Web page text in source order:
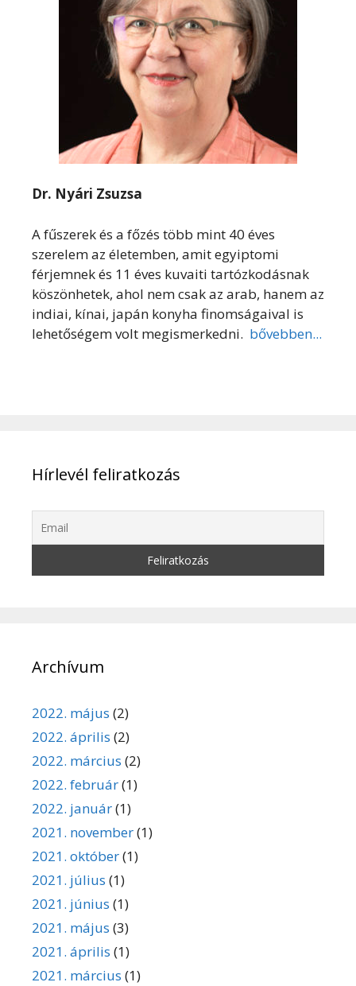
Dr. Nyári Zsuzsa
A fűszerek és a főzés több mint 40 éves
szerelem az életemben, amit egyiptomi
férjemnek és 11 éves kuvaiti tartózkodásnak
köszönhetek, ahol nem csak az arab, hanem az
indiai, kínai, japán konyha finomságaival is
lehetőségem volt megismerkedni. bővebben...
Hírlevél feliratkozás
Archívum
2022. május (2)
2022. április (2)
2022. március (2)
2022. február(1)
2022. január(1)
2021. november(1)
2021. október(1)
2021. július (1)
2021. június (1)
2021. május (3)
2021. április (1)
2021. március (1)